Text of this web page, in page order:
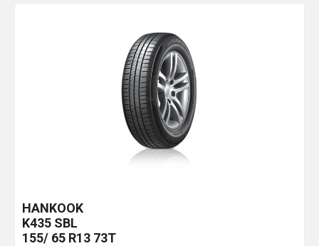
HANKOOK
K435 SBL
155/ 65 R13 73T